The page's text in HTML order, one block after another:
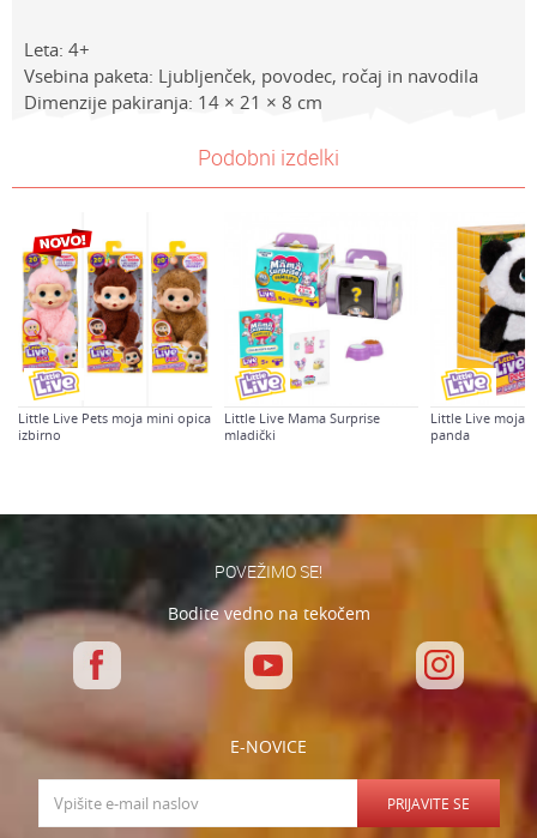
Leta: 4+
Vsebina paketa: Ljubljenček, povodec, ročaj in navodila
Dimenzije pakiranja: 14 × 21 × 8 cm
INTERAKTIVNE PLIŠASTE IGRAČE
Spol
Univerzalno
Starost
4-6 let
Sporočilo
POŠLJI
Prenesi navodila za uporabo
Podobni izdelki
Little Live Pets moja mini opica
izbirno
Little Live Mama Surprise
mladički
Little Live moja
panda
POVEŽIMO SE!
Bodite vedno na tekočem
E-NOVICE
PRIJAVITE SE